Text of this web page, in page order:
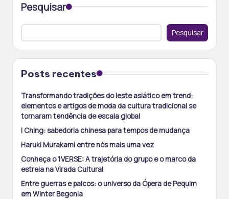
Pesquisar
Pesquisar
Posts recentes
Transformando tradições do leste asiático em trend:
elementos e artigos de moda da cultura tradicional se
tornaram tendência de escala global
I Ching: sabedoria chinesa para tempos de mudança
Haruki Murakami entre nós mais uma vez
Conheça o 1VERSE: A trajetória do grupo e o marco da
estreia na Virada Cultural
Entre guerras e palcos: o universo da Ópera de Pequim
em Winter Begonia